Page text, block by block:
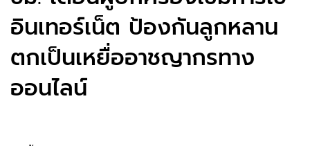
อินเทอร์เน็ต ป้องกันลูกหลาน
ตกเป็นเหยื่ออาชญากรทาง
ออนไลน์